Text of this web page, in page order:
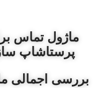
ماژول تماس
پرستاشاپ
بررسی اجمالی